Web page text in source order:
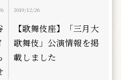
2019/12/26
【歌舞伎座】「三月大
歌舞伎」公演情報を掲
載しました